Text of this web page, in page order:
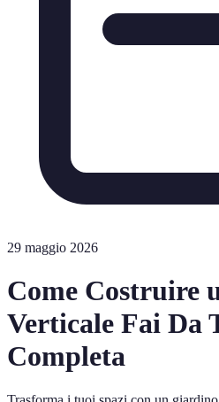
29 maggio 2026
Come Costruire
Verticale Fai Da
Completa